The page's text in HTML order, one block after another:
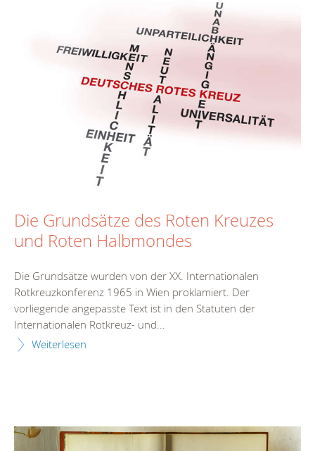
Die Grundsätze des Roten Kreuzes
und Roten Halbmondes
Die Grundsätze wurden von der XX. Internationalen
Rotkreuzkonferenz 1965 in Wien proklamiert. Der
vorliegende angepasste Text ist in den Statuten der
Internationalen Rotkreuz- und...
Weiterlesen